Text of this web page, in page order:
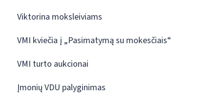
Viktorina moksleiviams
VMI kviečia į „Pasimatymą su mokesčiais“
VMI turto aukcionai
Įmonių VDU palyginimas